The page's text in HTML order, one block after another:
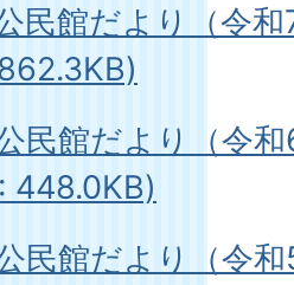
民館だより（令
民館だより（令
448.0KB)
民館だより（令